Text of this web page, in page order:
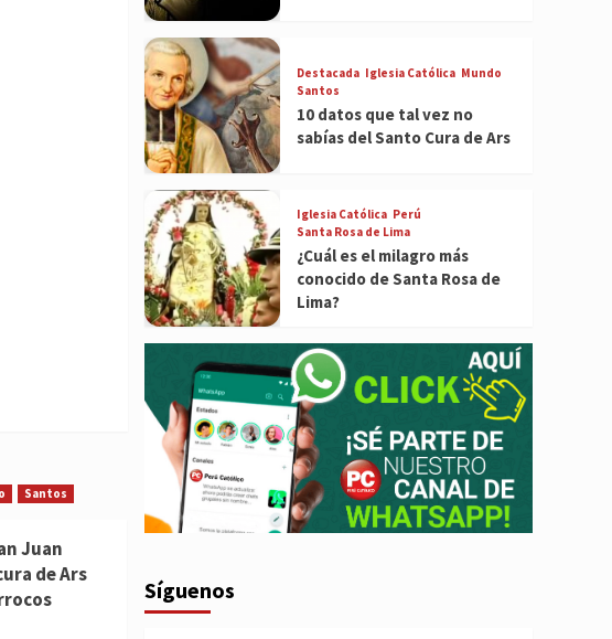
Santos
Juan
de Ars
Destacada Iglesia Católica Mundo
Santos
10 datos que tal vez no
sabías del Santo Cura de Ars
Iglesia Católica Perú
Santa Rosa de Lima
¿Cuál es el milagro más
conocido de Santa Rosa de
Lima?
Síguenos